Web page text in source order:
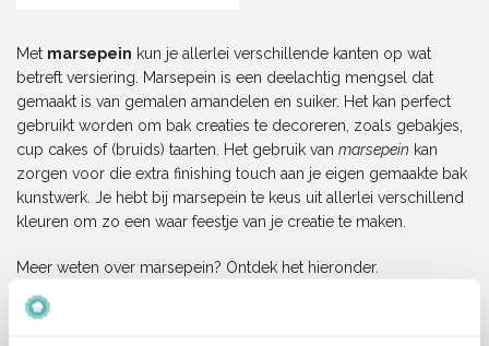
Met marsepein kun je allerlei verschillende kanten op wat
betreft versiering. Marsepein is een deelachtig mengsel dat
gemaakt is van gemalen amandelen en suiker. Het kan perfect
gebruikt worden om bak creaties te decoreren, zoals gebakjes,
cup cakes of (bruids) taarten. Het gebruik van marsepein kan
zorgen voor die extra finishing touch aan je eigen gemaakte bak
kunstwerk. Je hebt bij marsepein te keus uit allerlei verschillend
kleuren om zo een waar feestje van je creatie te maken.
Meer weten over marsepein? Ontdek het hieronder.
Het verschil tussen marsepein en